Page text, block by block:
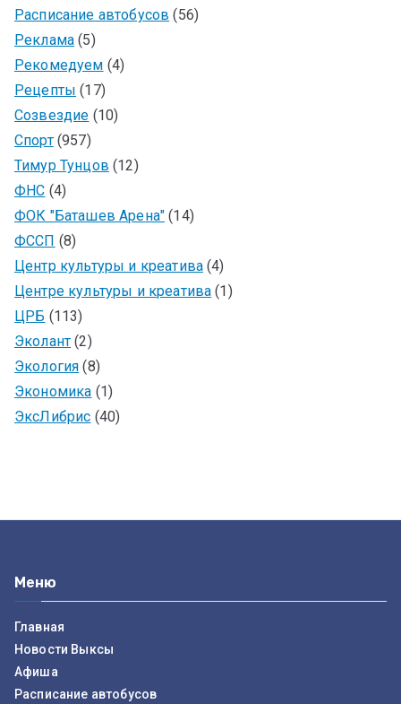
Расписание автобусов (56)
Реклама (5)
Рекомедуем (4)
Рецепты (17)
Созвездие (10)
Спорт(957)
Тимур Тунцов (12)
ФНС (4)
ФОК "Баташев Арена" (14)
ФССП (8)
Центр культуры и креатива (4)
Центре культуры и креатива (1)
ЦРБ (113)
Эколант (2)
Экология (8)
Экономика (1)
ЭксЛибрис (40)
Меню
Главная
Новости Выксы
Афиша
Расписание автобусов